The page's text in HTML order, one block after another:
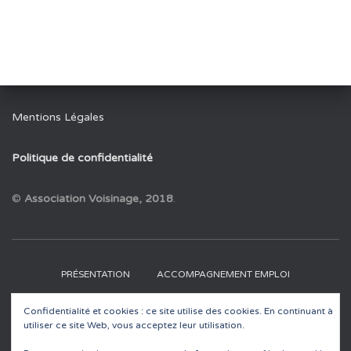
Mentions Légales
Politique de confidentialité
© Association Voisinage, 2018.
PRÉSENTATION ACCOMPAGNEMENT EMPLOI
RECYCLERIES EDUCATION À L’ENVIRONNEMENT
Confidentialité et cookies : ce site utilise des cookies. En continuant à
utiliser ce site Web, vous acceptez leur utilisation.